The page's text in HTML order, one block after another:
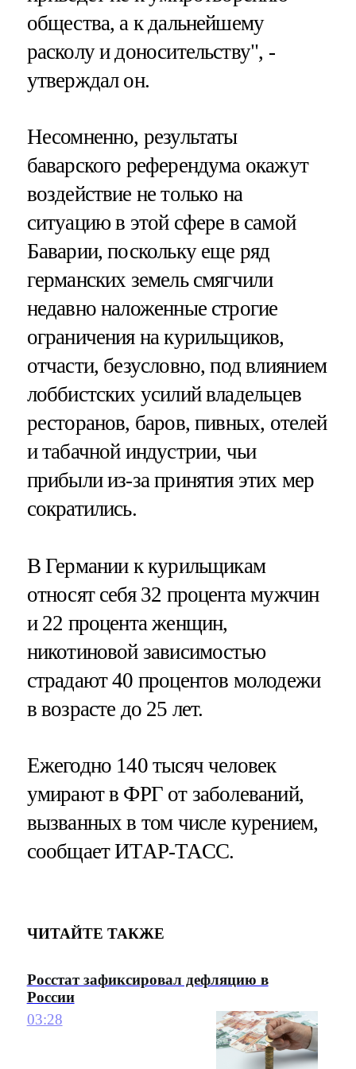
общества, а к дальнейшему
расколу и доносительству", -
утверждал он.
Несомненно, результаты
баварского референдума окажут
воздействие не только на
ситуацию в этой сфере в самой
Баварии, поскольку еще ряд
германских земель смягчили
недавно наложенные строгие
ограничения на курильщиков,
отчасти, безусловно, под влиянием
лоббистских усилий владельцев
ресторанов, баров, пивных, отелей
и табачной индустрии, чьи
прибыли из-за принятия этих мер
сократились.
В Германии к курильщикам
относят себя 32 процента мужчин
и 22 процента женщин,
никотиновой зависимостью
страдают 40 процентов молодежи
в возрасте до 25 лет.
Ежегодно 140 тысяч человек
умирают в ФРГ от заболеваний,
вызванных в том числе курением,
сообщает ИТАР-ТАСС.
ЧИТАЙТЕ ТАКЖЕ
Росстат зафиксировал дефляцию в
России
03:28